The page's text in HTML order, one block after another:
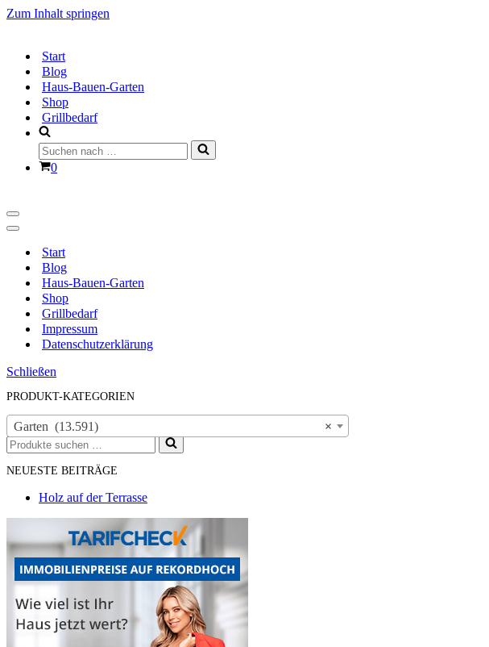
Zum Inhalt springen
Start
Blog
Haus-Bauen-Garten
Shop
Grillbedarf
Suchen
nach …
Warenkorb
0
Navigationsmenü
Navigationsmenü
Start
Blog
Haus-Bauen-Garten
Shop
Grillbedarf
Impressum
Datenschutzerklärung
Schließen
PRODUKT-KATEGORIEN
×
Garten (13.591)
Suchen
nach …
NEUESTE BEITRÄGE
Holz auf der Terrasse